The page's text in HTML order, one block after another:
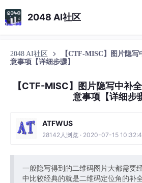
2048 AI社区
2048 AI社区
【CTF-MISC】图片隐
意事项【详细步骤】
【CTF-MISC】图片隐写中补
意事项【详细步
ATFWUS
28142人浏览 · 2020-07-15
一般隐写得到的二维码图片大都需要
中比较经典的就是二维码定位角的补全